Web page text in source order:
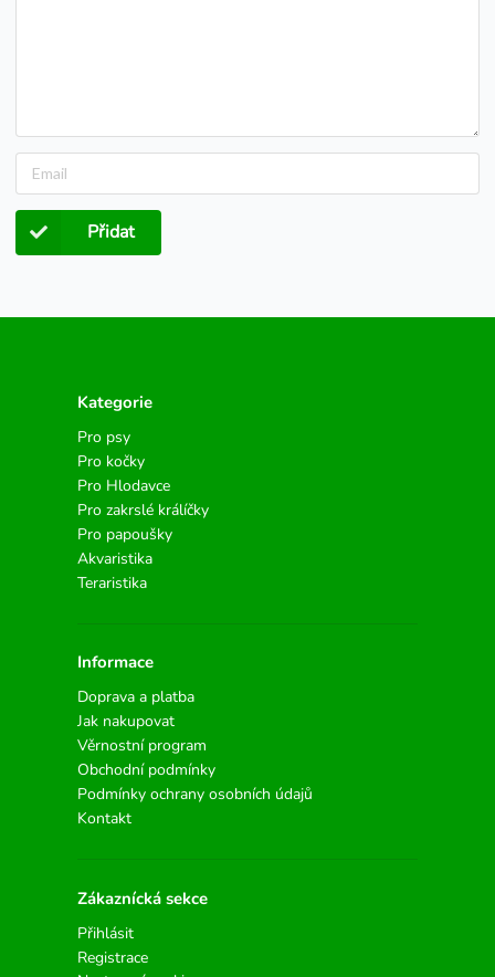
Přidat
Kategorie
Pro psy
Pro kočky
Pro Hlodavce
Pro zakrslé králíčky
Pro papoušky
Akvaristika
Teraristika
Informace
Doprava a platba
Jak nakupovat
Věrnostní program
Obchodní podmínky
Podmínky ochrany osobních údajů
Kontakt
Zákaznícká sekce
Přihlásit
Registrace